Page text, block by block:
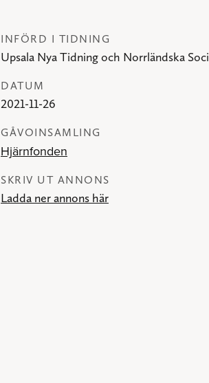
INFÖRD I TIDNING
Upsala Nya Tidning och Norrländska
DATUM
2021-11-26
GÅVOINSAMLING
Hjärnfonden
SKRIV UT ANNONS
Ladda ner annons här